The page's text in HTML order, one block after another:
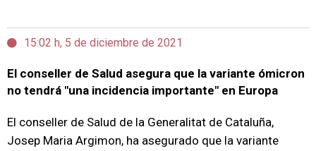
15:02 h, 5 de diciembre de 2021
El conseller de Salud asegura que la variante ómicron
no tendrá "una incidencia importante" en Europa
El conseller de Salud de la Generalitat de Cataluña,
Josep Maria Argimon, ha asegurado que la variante